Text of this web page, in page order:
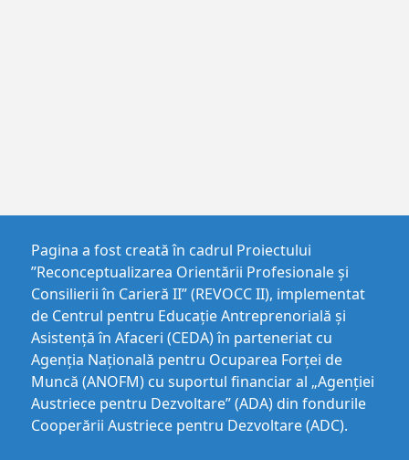
Pagina a fost creată în cadrul Proiectului
”Reconceptualizarea Orientării Profesionale și
Consilierii în Carieră II” (REVOCC II), implementat
de Centrul pentru Educaţie Antreprenorială şi
Asistenţă în Afaceri (CEDA) în parteneriat cu
Agenția Națională pentru Ocuparea Forței de
Muncă (ANOFM) cu suportul financiar al „Agenției
Austriece pentru Dezvoltare” (ADA) din fondurile
Cooperării Austriece pentru Dezvoltare (ADC).